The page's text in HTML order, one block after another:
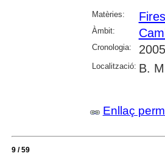
Matèries:
Àmbit:
Cronologia: 2005
Localització: B.
Enllaç
9 / 59